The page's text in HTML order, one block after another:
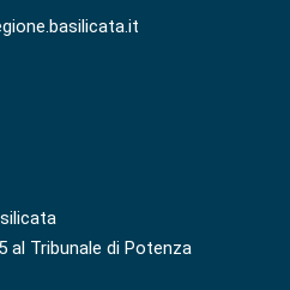
al Tribunale di Potenza